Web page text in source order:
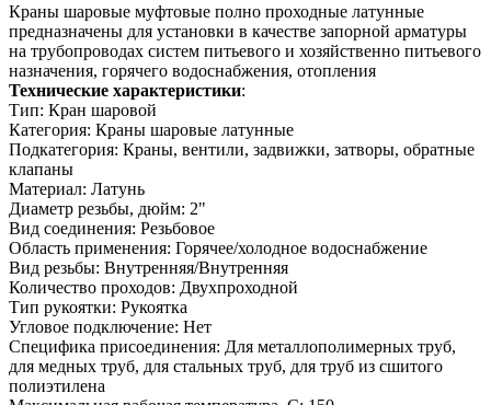
Краны шаровые муфтовые полно проходные латунные
предназначены для установки в качестве запорной арматуры
на трубопроводах систем питьевого и хозяйственно питьевого
назначения, горячего водоснабжения, отопления
Технические характеристики:
Тип: Кран шаровой
Категория: Краны шаровые латунные
Подкатегория: Краны, вентили, задвижки, затворы, обратные
клапаны
Материал: Латунь
Диаметр резьбы, дюйм: 2"
Вид соединения: Резьбовое
Область применения: Горячее/холодное водоснабжение
Вид резьбы: Внутренняя/Внутренняя
Количество проходов: Двухпроходной
Тип рукоятки: Рукоятка
Угловое подключение: Нет
Специфика присоединения: Для металлополимерных труб,
для медных труб, для стальных труб, для труб из сшитого
полиэтилена